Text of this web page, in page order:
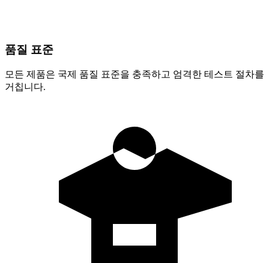
품질 표준
모든 제품은 국제 품질 표준을 충족하고 엄격한 테스트 절차를
거칩니다.